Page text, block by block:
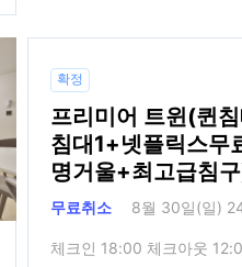
확정
프리미어 트윈(퀸
침대1+넷플릭스무
명거울+최고급침
무료취소 8월 30일(일)
체크인 18:00 체크아웃